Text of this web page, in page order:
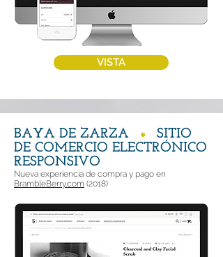
VISTA
BAYA DE ZARZA ●
SITIO
DE COMERCIO ELECTRÓNICO
RESPONSIVO
Nueva experiencia de compra y pago en
BrambleBerry.com (2018)